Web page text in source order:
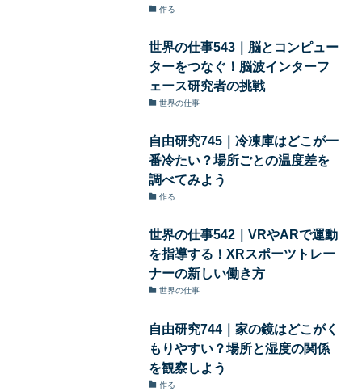
作る
世界の仕事543｜脳とコンピュー
ターをつなぐ！脳波インターフ
ェース研究者の挑戦
世界の仕事
自由研究745｜冷凍庫はどこが一
番冷たい？場所ごとの温度差を
調べてみよう
作る
世界の仕事542｜VRやARで運動
を指導する！XRスポーツトレー
ナーの新しい働き方
世界の仕事
自由研究744｜家の鏡はどこがく
もりやすい？場所と湿度の関係
を観察しよう
作る